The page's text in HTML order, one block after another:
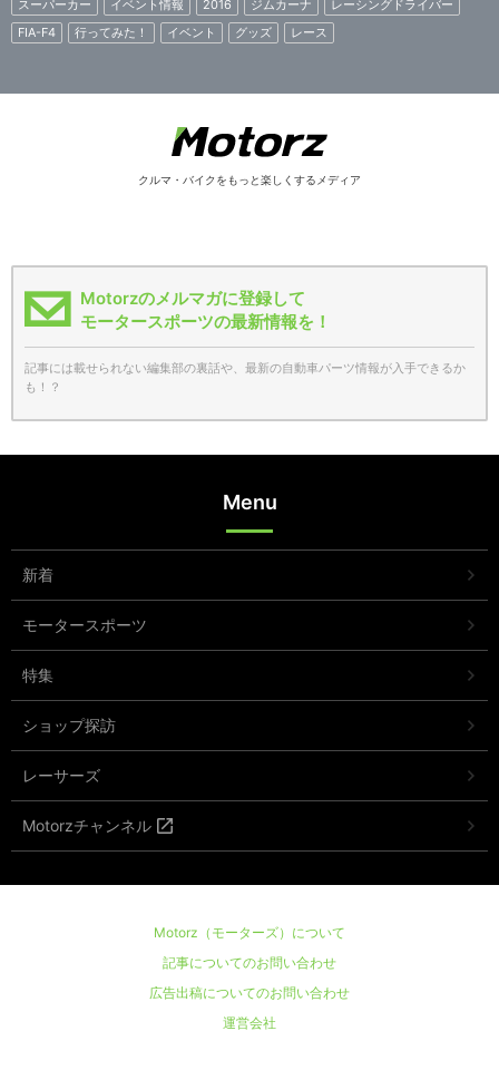
スーパーカー
イベント情報 2016 ジムカーナ
レーシングドライバー
FIA-F4
行ってみた！ イベント グッズ レース
クルマ・バイクをもっと楽しくするメディア
Motorzのメルマガに登録して
モータースポーツの最新情報を！
記事には載せられない編集部の裏話や、最新の自動車パーツ情報が入手できるか
も！？
Menu
新着
モータースポーツ
特集
ショップ探訪
レーサーズ
Motorzチャンネル
Motorz（モーターズ）について
記事についてのお問い合わせ
広告出稿についてのお問い合わせ
運営会社